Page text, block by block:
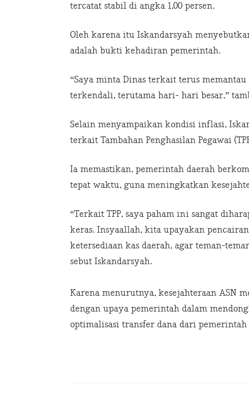
tercatat stabil di angka 1,00 persen.
Oleh karena itu Iskandarsyah
adalah bukti kehadiran pemerintah.
“Saya minta Dinas terkait terus
terkendali, terutama hari- hari besar,”
‎Selain menyampaikan kondisi inflasi,
terkait Tambahan Penghasilan Pegawai
Ia memastikan, pemerintah daerah
tepat waktu, guna meningkatkan
“Terkait TPP, saya paham ini sangat
keras. Insyaallah, kita upayakan
ketersediaan kas daerah, agar teman-
sebut Iskandarsyah.
Karena menurutnya, kesejahteraan ASN
dengan upaya pemerintah dalam
optimalisasi transfer dana dari pemerintah